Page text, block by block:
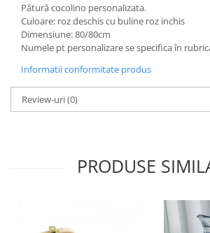
Pătură cocolino personalizata.
Culoare: roz deschis cu buline roz inchis
Dimensiune: 80/80cm
Numele pt personalizare se specifica în
Informatii conformitate produs
Review-uri(0)
PRODUSE